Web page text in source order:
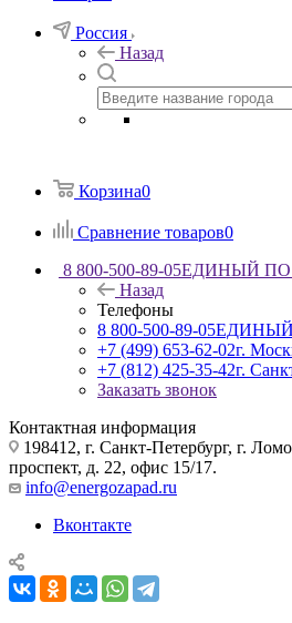
Россия
Назад
Корзина0
Сравнение товаров0
8 800-500-89-05ЕДИНЫЙ ПО
Назад
Телефоны
8 800-500-89-05
+7 (499) 653-62-02г.
+7 (812) 425-35-42г.
Заказать звонок
Контактная информация
198412, г. Санкт-Петербург, г.
проспект, д. 22, офис 15/17.
info@energozapad.ru
Вконтакте